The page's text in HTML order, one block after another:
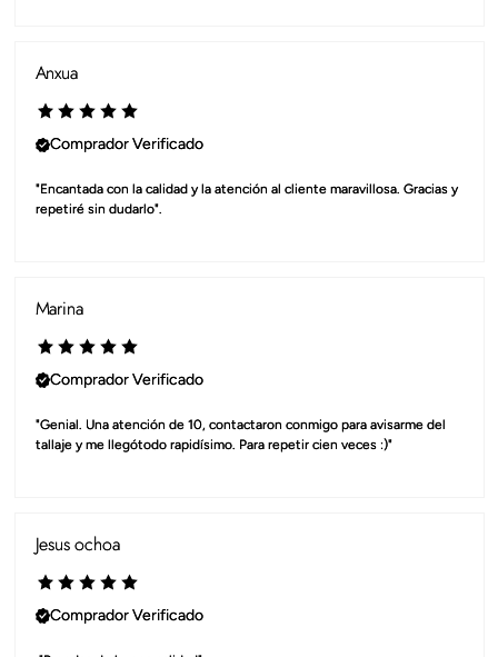
Anxua
Comprador Verificado
"Encantada con la calidad y la atención al cliente maravillosa. Gracias y
repetiré sin dudarlo".
Marina
Comprador Verificado
"Genial. Una atención de 10, contactaron conmigo para avisarme del
tallaje y me llegótodo rapidísimo. Para repetir cien veces :)"
Jesus ochoa
Comprador Verificado